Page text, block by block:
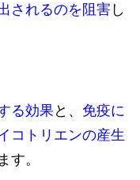
されるのを阻害 し
る効果 と、 免疫に
コトリエンの産生
す。